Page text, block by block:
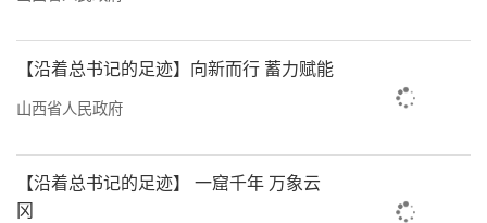
【沿着总书记的足迹】向新而行 蓄力赋能
山西省人民政府
【沿着总书记的足迹】 一窟千年 万象云
冈